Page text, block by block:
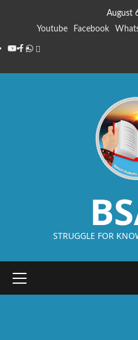
August
Youtube
Facebook
STRUGGLE FOR